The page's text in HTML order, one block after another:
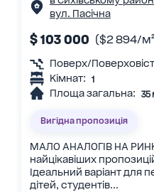
вул. Пасічна
$ 103 000 ($2 894/
Поверх/
Кімнат: 1
Площа загальна: 35
Вигідна пропозиція
МАЛО АНАЛОГІВ НА
найцікавіших
Ідеальний варіант для
дітей, студентів...